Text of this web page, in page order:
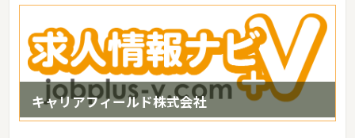
キャリアフィールド株式会社